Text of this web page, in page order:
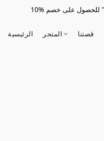
الرئيسية المتجر قصتنا